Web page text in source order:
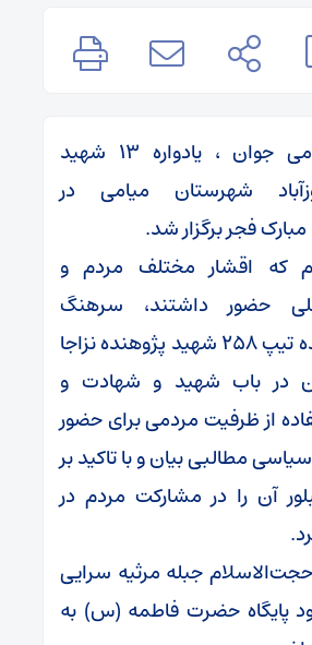
به گزارش میامی جوان ، یادواره ۱۳ شهید
شهرستان میامی در
فجر برگزار شد.
که اقشار مختلف مردم و
حضور داشتند، سرهنگ
پاسالاری فرمانده تیپ ۲۵۸ شهید پژوهنده نزاجا
در باب شهید و شهادت و
از ظرفیت مردمی برای حضور
مطالبی بیان و با تاکید بر
آن را در مشارکت مردم در
جبله مرثیه سرایی
پایگاه حضرت فاطمه (س) به